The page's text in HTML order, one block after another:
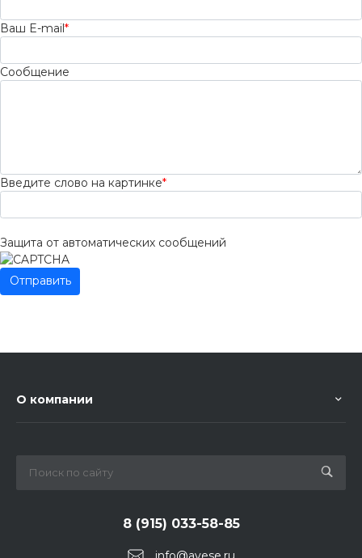
Ваш E-mail *
Сообщение
Введите слово на картинке*
Защита от автоматических сообщений
О компании
8 (915) 033-58-85